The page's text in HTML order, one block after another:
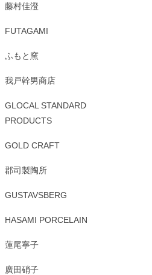
藤村佳澄
FUTAGAMI
ふもと窯
我戸幹男商店
GLOCAL STANDARD
PRODUCTS
GOLD CRAFT
郡司製陶所
GUSTAVSBERG
HASAMI PORCELAIN
蓮尾寧子
廣田硝子